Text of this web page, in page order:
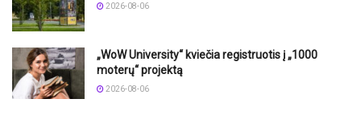
2026-08-06
„WoW University“ kviečia registruotis į „1000
moterų“ projektą
2026-08-06